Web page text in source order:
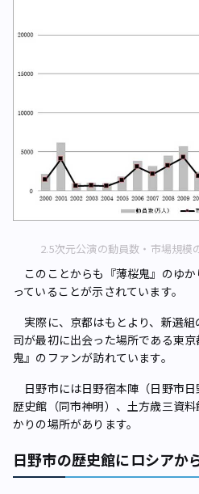
2.5次元公演の動員数・市場規模
このことからも『薄桜鬼』のゆ
っていることが示されています。
実際に、京都はもとより、新選
司が最初に出会った場所である東
鬼』のファンが訪れています。
日野市には日野宿本陣（日野市
歴史館（同市神明）、土方歳三資
かりの場所があります。
日野市の歴史館にロシアか